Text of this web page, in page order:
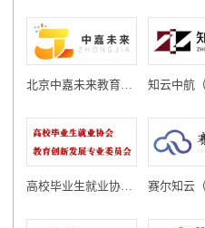
北京中嘉未来教育科技有限公司